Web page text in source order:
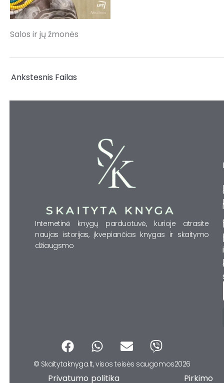
Salos ir jų žmonės
Ankstesnis Failas
Internetinė knygų parduotuvė, kurioje atrasite
naujas istorijas, įkvepiančias knygas ir skaitymo
džiaugsmo
F
a
c
W
h
a
E
n
v
V
b
© Skaitytaknyga.lt, visos teisės saugomos2026
Privatumo politika Pirkimo